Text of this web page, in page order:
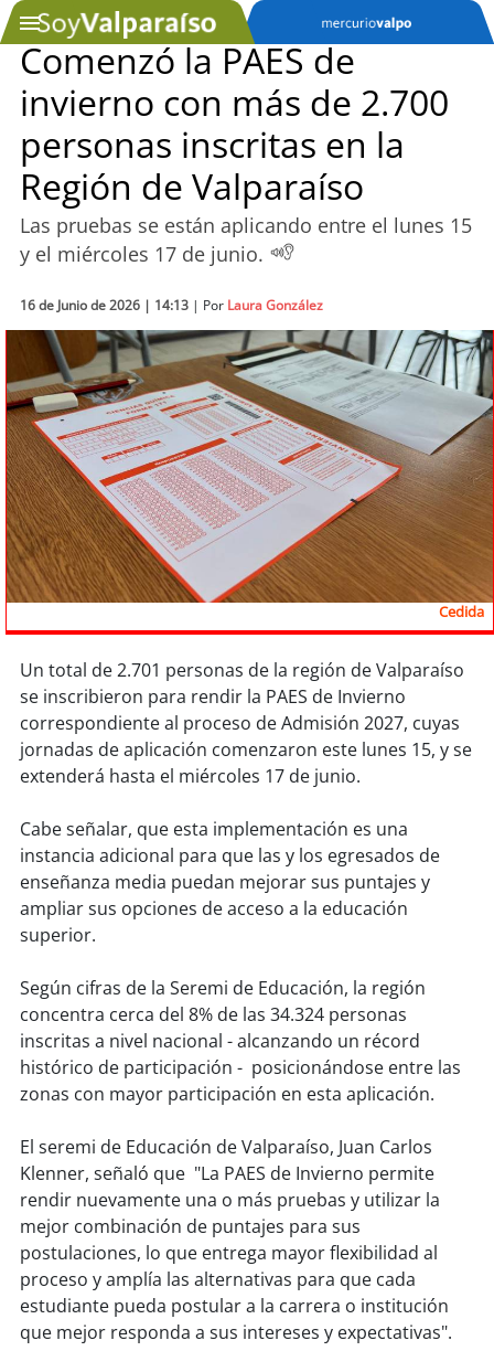
Podcast
Actualidad
Economía
Deportes
Tecnología
Sostenibilidad
soychile
soyiquique
soycalama
soyantofagasta
soycopiapó
soyvalparaíso
soyquillota
soysanantonio
soychillán
soysancarlos
soytalcahuano
soyconcepción
soycoronel
soyarauco
Comenzó la PAES de
invierno con más de 2.700
personas inscritas en la
Región de Valparaíso
Las pruebas se están aplicando entre el lunes 15
y el miércoles 17 de junio.
16 de Junio de 2026 | 14:13 | Por Laura González
Cedida
Un total de 2.701 personas de la región de Valparaíso
se inscribieron para rendir la PAES de Invierno
correspondiente al proceso de Admisión 2027, cuyas
jornadas de aplicación comenzaron este lunes 15, y se
extenderá hasta el miércoles 17 de junio.
Cabe señalar, que esta implementación es una
instancia adicional para que las y los egresados de
enseñanza media puedan mejorar sus puntajes y
ampliar sus opciones de acceso a la educación
superior.
Según cifras de la Seremi de Educación, la región
concentra cerca del 8% de las 34.324 personas
inscritas a nivel nacional - alcanzando un récord
histórico de participación - posicionándose entre las
zonas con mayor participación en esta aplicación.
El seremi de Educación de Valparaíso, Juan Carlos
Klenner, señaló que "La PAES de Invierno permite
rendir nuevamente una o más pruebas y utilizar la
mejor combinación de puntajes para sus
postulaciones, lo que entrega mayor flexibilidad al
proceso y amplía las alternativas para que cada
estudiante pueda postular a la carrera o institución
que mejor responda a sus intereses y expectativas".